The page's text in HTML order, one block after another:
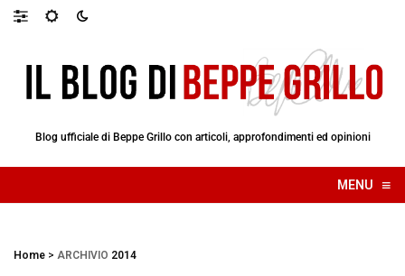
Blog ufficiale di Beppe Grillo con articoli, approfondimenti ed opinioni
MENU ≡
☰
Home > ARCHIVIO 2014